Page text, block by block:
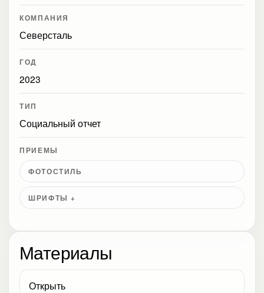
КОМПАНИЯ
Северсталь
ГОД
2023
ТИП
Социальный отчет
ПРИЕМЫ
ФОТОСТИЛЬ
ШРИФТЫ +
Материалы
Открыть